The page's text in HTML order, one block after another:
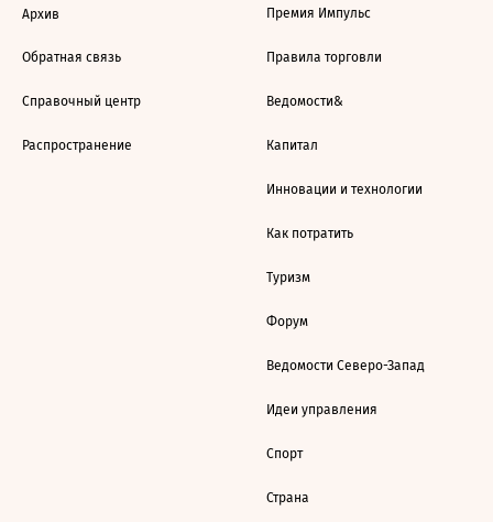
Архив
Обратная связь
Справочный центр
Распространение
Премия Импульс
Правила торговли
Ведомости&
Капитал
Инновации и технологии
Как потратить
Туризм
Форум
Ведомости Северо-Запад
Идеи управления
Спорт
Страна